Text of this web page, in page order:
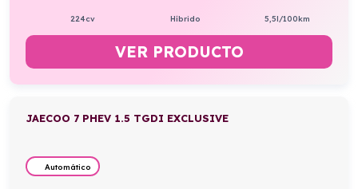
224cv Híbrido 5,5l/100km
VER PRODUCTO
JAECOO 7 PHEV 1.5 TGDI EXCLUSIVE
Automático